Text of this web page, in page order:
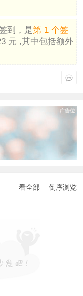
到，是第 1 个签
元 ,其中包括额外
看全部 倒序浏览